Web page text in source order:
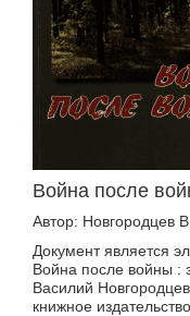
Война после
Автор: Новгородцев
Документ является
Война после войны :
Василий
книжное